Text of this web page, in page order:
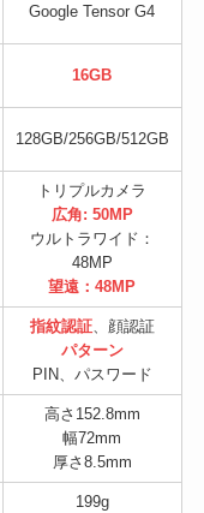
Google Tensor G4
16GB
128GB/256GB/512GB
トリプルカメラ
広角: 50MP
ウルトラワイド：
48MP
望遠：48MP
指紋認証、顔認証
パターン
PIN、パスワード
高さ152.8mm
幅72mm
厚さ8.5mm
199g